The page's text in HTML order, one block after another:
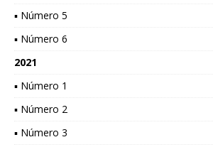
▪ Número 5
▪ Número 6
2021
▪ Número 1
▪ Número 2
▪ Número 3